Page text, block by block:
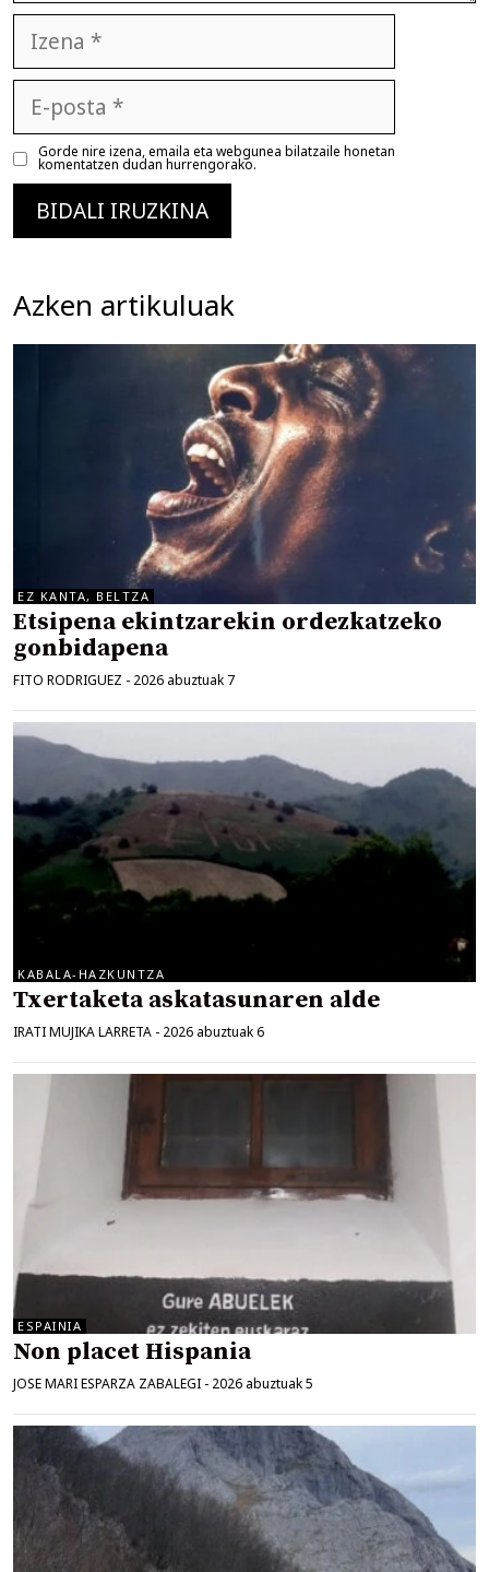
posta
Gorde nire izena, emaila eta webgunea bilatzaile honetan
komentatzen dudan hurrengorako.
Azken artikuluak
EZ KANTA, BELTZA
Etsipena ekintzarekin ordezkatzeko
gonbidapena
FITO RODRIGUEZ - 2026 abuztuak 7
KABALA-HAZKUNTZA
Txertaketa askatasunaren alde
IRATI MUJIKA LARRETA - 2026 abuztuak 6
ESPAINIA
Non placet Hispania
JOSE MARI ESPARZA ZABALEGI - 2026 abuztuak 5